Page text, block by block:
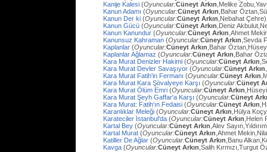
Kanije Kalesi (Oyuncular:Cüneyt Arkın ,Melike
Kanun Adamı (Oyuncular:Cüneyt Arkın ,Bahar
Kanun Der ki (Oyuncular:Cüneyt Arkın ,Nebahat Çehre)
Kanun Gücü (Oyuncular:Cüneyt Arkın ,Deniz
Kanun Kanundur (Oyuncular:Cüneyt Arkın ,Ahmet
Kanunsuz Kahraman (Oyuncular:Cüneyt Arkın ,Sevda
Kaplanlar (Oyuncular:Cüneyt Arkın ,Bahar
Kaplanlar Ağlamaz (Oyuncular:Cüneyt Arkın ,Bahar
Kara Murat Denizler Hakimi (Oyuncular:Cüneyt Arkın
Kara Murat Devler Savaşıyor (Oyuncular:Cüneyt Arkın
Kara Murat Fatih'in Fermanı (Oyuncular:Cüneyt Arkın
Kara Murat Kara Şövalyeye Karşı (Oyuncular:Cüneyt
Kara Murat Ölüm Emri (Oyuncular:Cüneyt Arkın
Kara Murat Şeyh Gaffar'a Karşı (Oyuncular:Cüneyt
Kara Murat: Fatih'ın Fedaisi (Oyuncular:Cüneyt Arkın
Karanlıklar Meleği (Oyuncular:Cüneyt Arkın ,Hülya
Karateciler İstanbul'da (Oyuncular:Cüneyt Arkın ,Helen
Kartal Bey (Oyuncular:Cüneyt Arkın ,Alev
Kartal Murat (Oyuncular:Cüneyt Arkın ,Ahmet
Katiller De Ağlar (Oyuncular:Cüneyt Arkın ,Banu
Kavga (Oyuncular:Cüneyt Arkın ,Salih Kırmızı,Turgut